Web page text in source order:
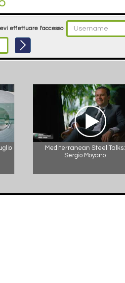
effettuare l'accesso
Mediterranean Steel Talks:
Sergio Moyano